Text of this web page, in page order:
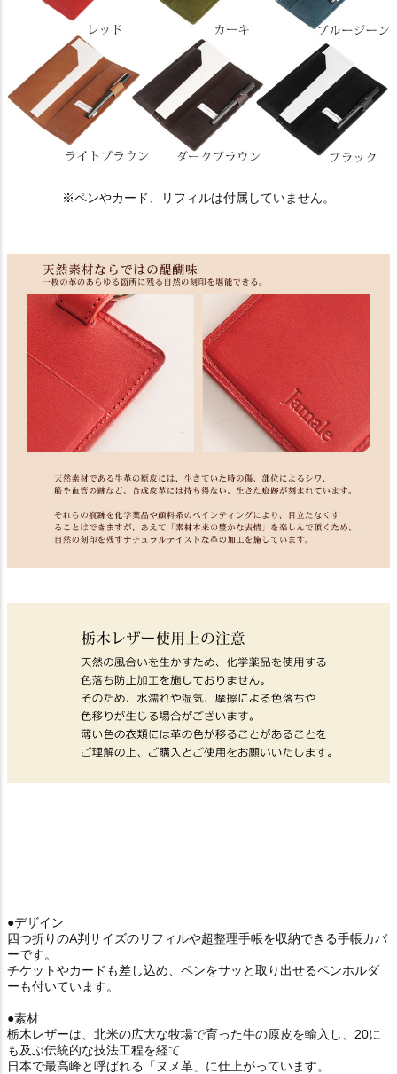
※ペンやカード、リフィルは付属していません。
●デザイン
四つ折りのA判サイズのリフィルや超整理手帳を収納できる手帳カバ
ーです。
チケットやカードも差し込め、ペンをサッと取り出せるペンホルダ
ーも付いています。
●素材
栃木レザーは、北米の広大な牧場で育った牛の原皮を輸入し、20に
も及ぶ伝統的な技法工程を経て
日本で最高峰と呼ばれる「ヌメ革」に仕上がっています。